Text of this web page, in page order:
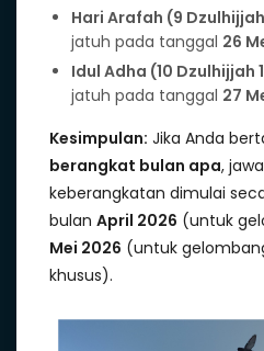
Hari Arafah (9
jatuh pada tanggal 26
Idul Adha (10 Dzulhijjah
jatuh pada tanggal 27
Kesimpulan: Jika Anda
berangkat bulan apa,
keberangkatan dimulai
bulan April 2026 (untuk
Mei 2026 (untuk
khusus).